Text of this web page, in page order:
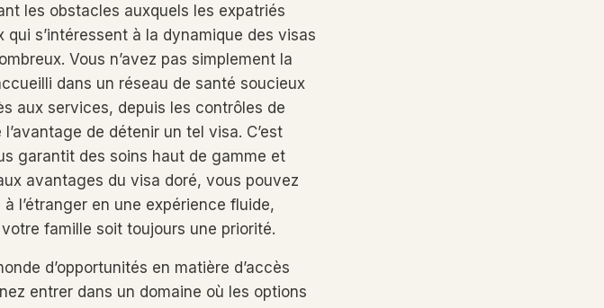
les obstacles auxquels les expatriés
s’intéressent à la dynamique des visas
Vous n’avez pas simplement la
dans un réseau de santé soucieux
aux services, depuis les contrôles de
de détenir un tel visa. C’est
garantit des soins haut de gamme et
avantages du visa doré, vous pouvez
l’étranger en une expérience fluide,
famille soit toujours une priorité.
d’opportunités en matière d’accès
entrer dans un domaine où les options